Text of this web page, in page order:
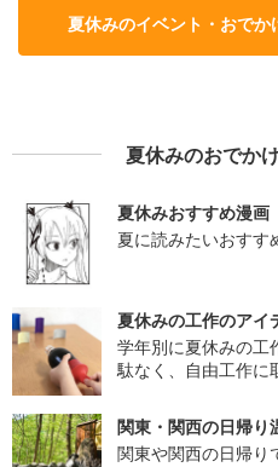
夏休みのイベント・おで
夏休みのおでか
夏休みおすすめ漫画
夏に読みたいおすす
夏休みの工作のアイ
学年別に夏休みの工
駄なく、自由工作に
関東・関西の日帰り
関東や関西の日帰り